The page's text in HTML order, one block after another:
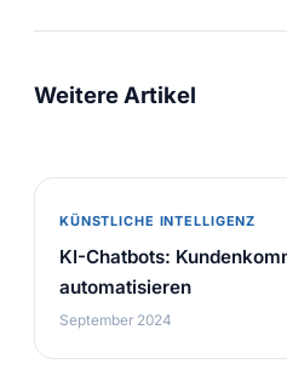
Weitere Artikel
KÜNSTLICHE INTELLIGENZ
KI-Chatbots:
automatisieren
September 2024